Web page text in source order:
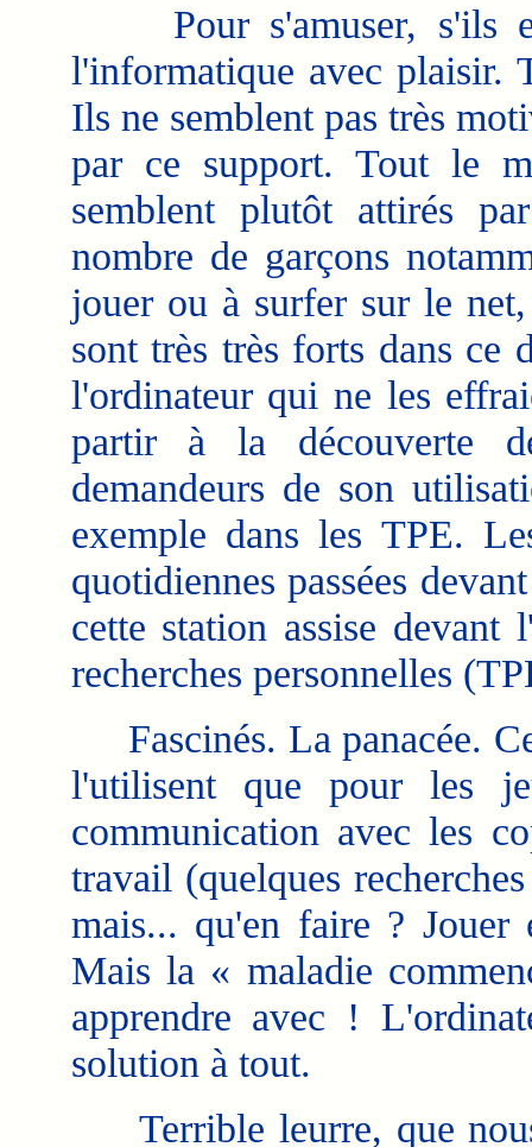
Pour s'amuser, s'ils
l'informatique avec plaisir.
Ils ne semblent pas très
par ce support. Tout le
semblent plutôt attirés
nombre de garçons
jouer ou à surfer sur le
sont très très forts dans ce
l'ordinateur qui ne les
partir à la découverte
demandeurs de son
exemple dans les TPE.
quotidiennes passées
cette station assise devant
recherches personnelles
Fascinés. La panacée.
l'utilisent que pour les
communication avec les
travail (quelques
mais... qu'en faire ?
Mais la « maladie
apprendre avec !
solution à tout.
Terrible leurre, que